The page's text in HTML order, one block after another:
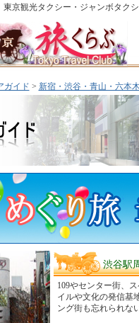
東京観光タクシー・ジャンボタク
ガイド > 新宿・渋谷・青山・六本
渋谷駅
109やセンター街、
イルや文化の発信基
ング街も忘れられな